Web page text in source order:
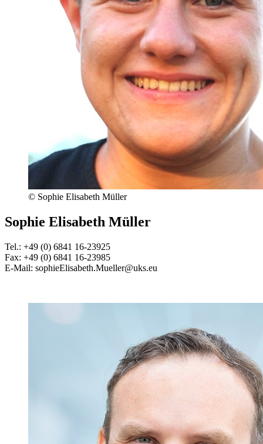
© Sophie Elisabeth Müller
Sophie Elisabeth Müller
Tel.: +49 (0) 6841 16-23925
Fax: +49 (0) 6841 16-23985
E-Mail: sophieElisabeth.Mueller@uks.eu